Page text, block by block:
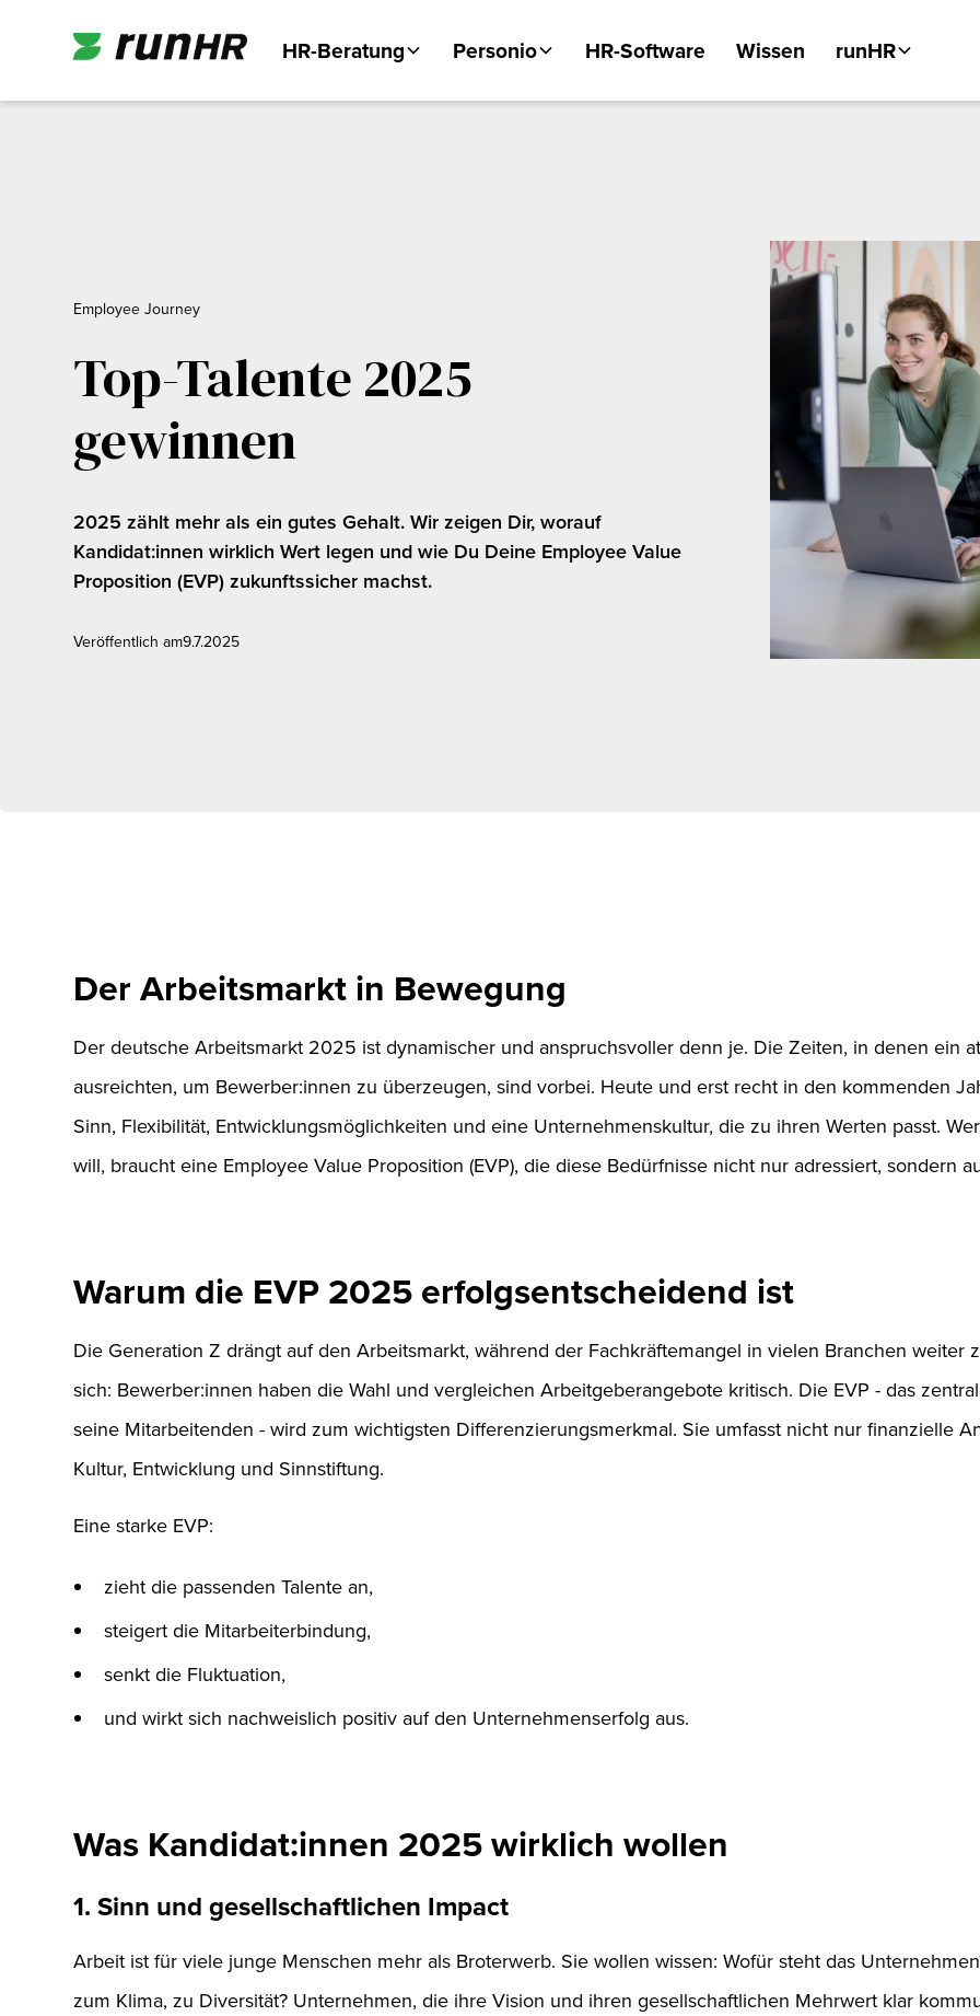
HR-Beratung Personio HR-Software Wissen runHR
Employee Journey
Top-Talente 2025
gewinnen
2025 zählt mehr als ein gutes Gehalt. Wir zeigen Dir, worauf
Kandidat:innen wirklich Wert legen und wie Du Deine Employee Value
Proposition (EVP) zukunftssicher machst.
Veröffentlich am9.7.2025
Der Arbeitsmarkt in Bewegung
Der deutsche Arbeitsmarkt 2025 ist dynamischer und anspruchsvoller denn je. Die Zeiten, in denen ein
ausreichten, um Bewerber:innen zu überzeugen, sind vorbei. Heute und erst recht in den kommenden
Sinn, Flexibilität, Entwicklungsmöglichkeiten und eine Unternehmenskultur, die zu ihren Werten passt.
will, braucht eine Employee Value Proposition (EVP), die diese Bedürfnisse nicht nur adressiert, sondern
Warum die EVP 2025 erfolgsentscheidend ist
Die Generation Z drängt auf den Arbeitsmarkt, während der Fachkräftemangel in vielen Branchen weiter
sich: Bewerber:innen haben die Wahl und vergleichen Arbeitgeberangebote kritisch. Die EVP - das
seine Mitarbeitenden - wird zum wichtigsten Differenzierungsmerkmal. Sie umfasst nicht nur finanzielle
Kultur, Entwicklung und Sinnstiftung.
Eine starke EVP:
zieht die passenden Talente an,
steigert die Mitarbeiterbindung,
senkt die Fluktuation,
und wirkt sich nachweislich positiv auf den Unternehmenserfolg aus.
Was Kandidat:innen 2025 wirklich wollen
1. Sinn und gesellschaftlichen Impact
Arbeit ist für viele junge Menschen mehr als Broterwerb. Sie wollen wissen: Wofür steht das
zum Klima, zu Diversität? Unternehmen, die ihre Vision und ihren gesellschaftlichen Mehrwert klar